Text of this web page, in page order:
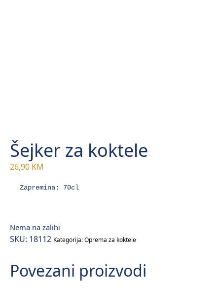
Šejker za koktele
26,90 KM
Zapremina: 70cl
Nema na zalihi
SKU: 18112 Kategorija:Oprema za koktele
Povezani proizvodi